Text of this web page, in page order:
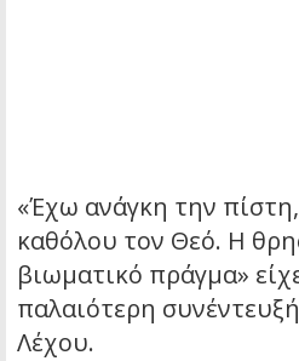
«Έχω ανάγκη την
καθόλου τον Θεό. Η
βιωματικό πράγμα»
παλαιότερη
Λέχου.